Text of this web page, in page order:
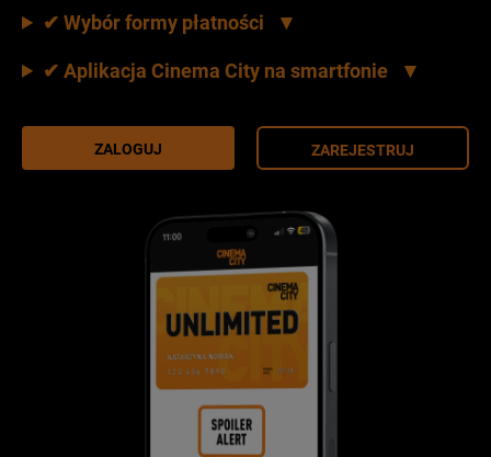
✔ Wybór formy płatności
✔ Aplikacja Cinema City na smartfonie
ZALOGUJ ZAREJESTRUJ